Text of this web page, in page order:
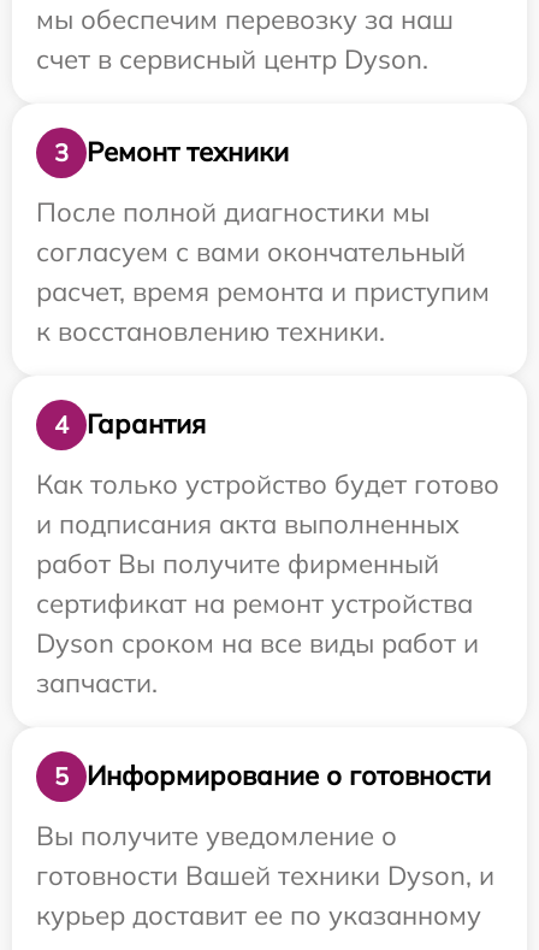
мы обеспечим перевозку за наш
счет в сервисный центр Dyson.
3
Ремонт техники
После полной диагностики мы
согласуем с вами окончательный
расчет, время ремонта и приступим
к восстановлению техники.
4
Гарантия
Как только устройство будет готово
и подписания акта выполненных
работ Вы получите фирменный
сертификат на ремонт устройства
Dyson сроком на все виды работ и
запчасти.
5
Информирование о готовности
Вы получите уведомление о
готовности Вашей техники Dyson, и
курьер доставит ее по указанному